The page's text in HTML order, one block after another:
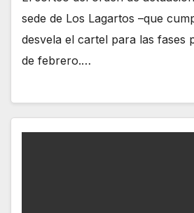
sede de Los Lagartos –que
desvela el cartel para las fases
de febrero.…